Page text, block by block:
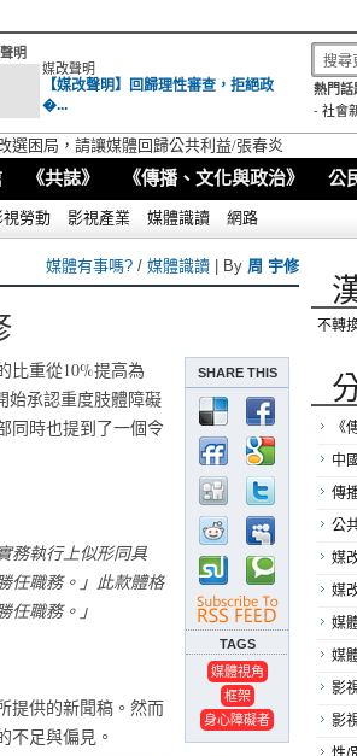
明
媒改聲明
【媒改聲明】回歸理性審查，拒絕政
�...
熱門話
- 社會
選困局，請讓媒體回歸公共利益/張春炎
《共誌》 《傳播、文化與政治》 公
視勞動 影視產業 媒體識讀 網路
媒體有事嗎? / 媒體識讀 | By 周 宇修
SHARE THIS
TAGS
媒體視角
框架
身心障礙者
比重從10%提高為
始承認重度肢體障礙
同時也提到了一個令
務執行上似形同具
任職務。」此款體格
職務。」
提供的新聞稿。然而
不足與偏見。
不轉
《
中國
傳
公
媒
媒
媒
媒
影
影